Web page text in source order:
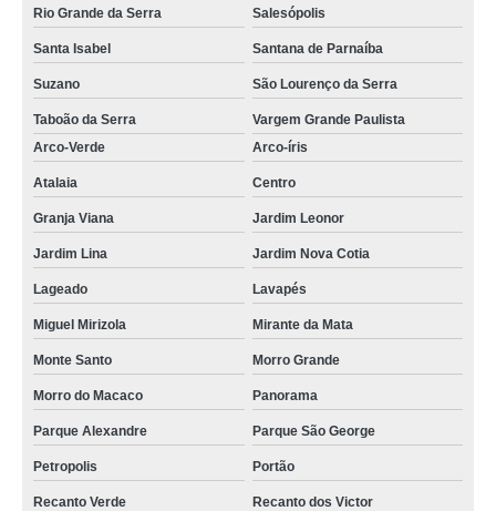
Rio Grande da Serra Salesópolis
Santa Isabel Santana de Parnaíba
Suzano São Lourenço da Serra
Taboão da Serra
Vargem Grande Paulista
Arco-Verde
Arco-íris
Atalaia Centro
Granja Viana Jardim Leonor
Jardim Lina Jardim Nova Cotia
Lageado Lavapés
Miguel Mirizola Mirante da Mata
Monte Santo Morro Grande
Morro do Macaco Panorama
Parque Alexandre Parque São George
Petropolis Portão
Recanto Verde Recanto dos Victor